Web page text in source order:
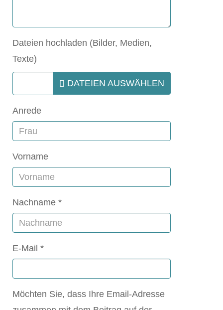
Dateien hochladen (Bilder, Medien,
Texte)
DATEIEN AUSWÄHLEN
Anrede
Vorname
Nachname
E-Mail
Möchten Sie, dass Ihre Email-Adresse